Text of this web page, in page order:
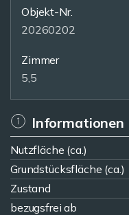
Objekt-Nr.
20260202
Zimmer
5,5
Informationen
Nutzfläche (ca.)
Grundstücksfläche (ca.)
Zustand
bezugsfrei ab